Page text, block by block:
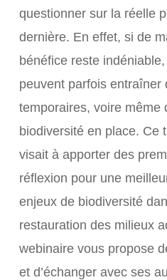
questionner sur la réelle
dernière. En effet, si de
bénéfice reste
peuvent parfois entraîner
temporaires, voire même
biodiversité en place. Ce
visait à apporter des
réflexion pour une
enjeux de biodiversité
restauration des milieux
webinaire vous propose
et d’échanger avec ses